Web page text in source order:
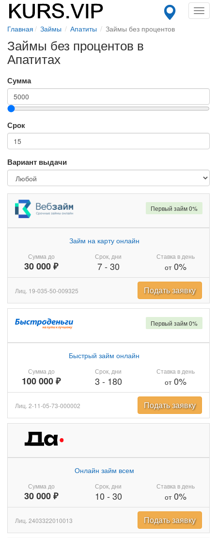
Главная Займы Апатиты Займы без процентов
Займы без процентов в
Апатитах
Сумма
Срок
Вариант выдачи
Сумма до
30 000 ₽
Займ на карту онлайн
Срок, дни
7- 30
Ставка в день
от0%
Первый займ 0%
Лиц. 19-035-50-009325 Подать заявку
Сумма до
100 000 ₽
Быстрый займ онлайн
Срок, дни
3 - 180
Ставка в день
от0%
Первый займ 0%
Лиц. 2-11-05-73-000002 Подать заявку
Сумма до
30 000 ₽
Онлайн займ всем
Срок, дни
10 - 30
Ставка в день
от0%
Лиц. 2403322010013 Подать заявку